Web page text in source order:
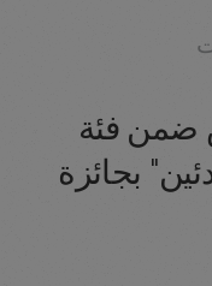
ضمن فئة
بجائزة